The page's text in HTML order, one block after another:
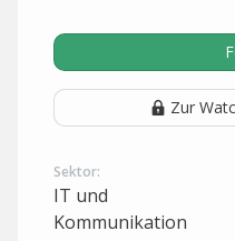
Zur
Sektor:
IT und
Kommunikation